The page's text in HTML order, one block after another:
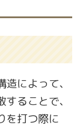
によって、
ることで、
を打つ際に